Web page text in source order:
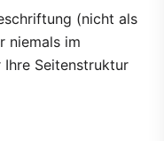
(nicht als
niemals im
Seitenstruktur